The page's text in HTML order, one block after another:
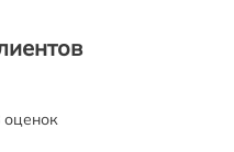
оценок